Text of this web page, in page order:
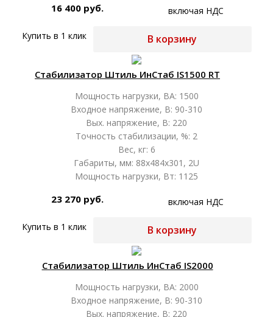
16 400 руб. включая НДС
Купить в 1 клик В корзину
Стабилизатор Штиль ИнСтаб IS1500 RT
Мощность нагрузки, ВА: 1500
Входное напряжение, В: 90-310
Вых. напряжение, В: 220
Точность стабилизации, %: 2
Вес, кг: 6
Габариты, мм: 88x484x301, 2U
Мощность нагрузки, Вт: 1125
23 270 руб. включая НДС
Купить в 1 клик В корзину
Стабилизатор Штиль ИнСтаб IS2000
Мощность нагрузки, ВА: 2000
Входное напряжение, В: 90-310
Вых. напряжение, В: 220